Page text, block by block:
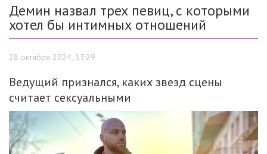
Демин назвал трех певиц, с которыми
хотел бы интимных отношений
28 октября 2024, 13:29
Ведущий признался, каких звезд сцены
считает сексуальными